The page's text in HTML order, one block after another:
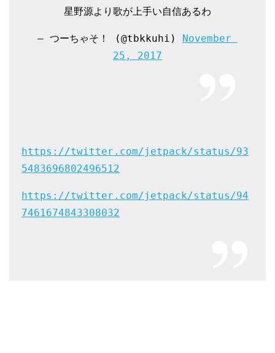
星野源より歌が上手い自信あるわ
— つーちゃそ！ (@tbkkuhi) November
25, 2017
https://twitter.com/jetpack/status/93
5483696802496512
https://twitter.com/jetpack/status/94
7461674843308032